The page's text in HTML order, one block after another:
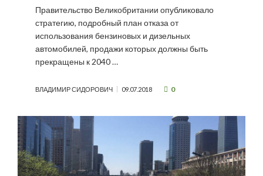
Правительство Великобритании опубликовало
стратегию, подробный план отказа от
использования бензиновых и дизельных
автомобилей, продажи которых должны быть
прекращены к 2040 …
ВЛАДИМИР СИДОРОВИЧ 09.07.2018 0